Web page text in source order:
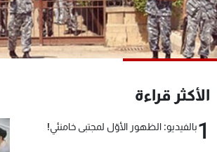
الأكثر قراءة
1بالفيديو: الظهور الأوّل لمجتبى خامنئي!
شاهد البرامج
الترددات
الإنـتـاج
سياسة الخصوصية